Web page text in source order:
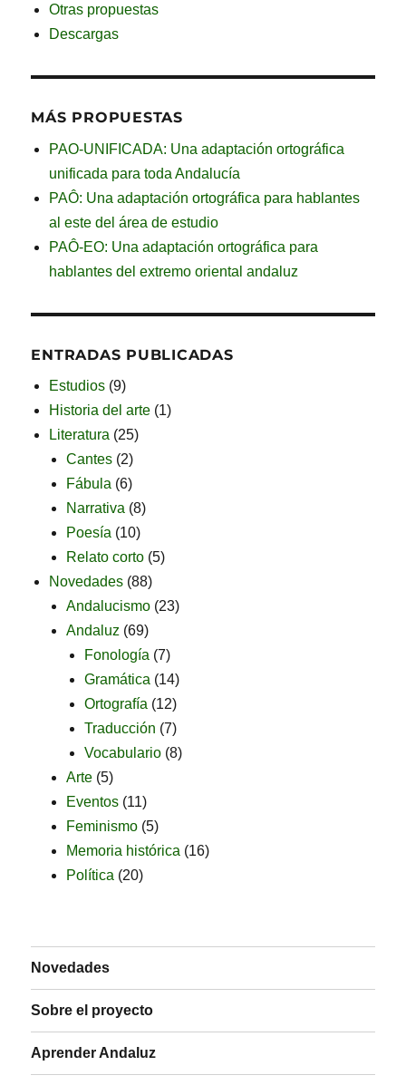
Otras propuestas
Descargas
MÁS PROPUESTAS
PAO-UNIFICADA: Una adaptación ortográfica
unificada para toda Andalucía
PAÔ: Una adaptación ortográfica para hablantes
al este del área de estudio
PAÔ-EO: Una adaptación ortográfica para
hablantes del extremo oriental andaluz
ENTRADAS PUBLICADAS
Estudios(9)
Historia del arte(1)
Literatura(25)
Cantes (2)
Fábula (6)
Narrativa (8)
Poesía (10)
Relato corto (5)
Novedades(88)
Andalucismo (23)
Andaluz (69)
Fonología(7)
Gramática(14)
Ortografía(12)
Traducción (7)
Vocabulario(8)
Arte (5)
Eventos (11)
Feminismo (5)
Memoria histórica (16)
Política (20)
Novedades
Sobre el proyecto
Aprender Andaluz